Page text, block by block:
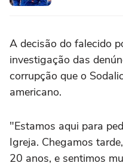
A decisão do falecido
investigação das
corrupção que o
americano.
"Estamos aqui para
Igreja. Chegamos
20 anos, e sentimos